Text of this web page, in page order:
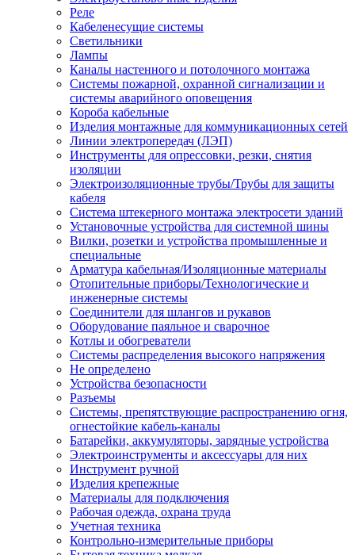
Реле
Кабеленесущие системы
Светильники
Лампы
Каналы настенного и потолочного монтажа
Системы пожарной, охранной сигнализации и
системы аварийного оповещения
Короба кабельные
Изделия монтажные для коммуникационных сетей
Линии электропередач (ЛЭП)
Инструменты для опрессовки, резки, снятия
изоляции
Электроизоляционные трубы/Трубы для защиты
кабеля
Система штекерного монтажа электросети зданий
Установочные устройства для системной шины
Вилки, розетки и устройства промышленные и
специальные
Арматура кабельная/Изоляционные материалы
Отопительные приборы/Технологические и
инженерные системы
Соединители для шлангов и рукавов
Оборудование паяльное и сварочное
Котлы и обогреватели
Системы распределения высокого напряжения
Не определено
Устройства безопасности
Разъемы
Системы, препятствующие распространению огня,
огнестойкие кабель-каналы
Батарейки, аккумуляторы, зарядные устройства
Электроинструменты и аксессуары для них
Инструмент ручной
Изделия крепежные
Материалы для подключения
Рабочая одежда, охрана труда
Учетная техника
Контрольно-измерительные приборы